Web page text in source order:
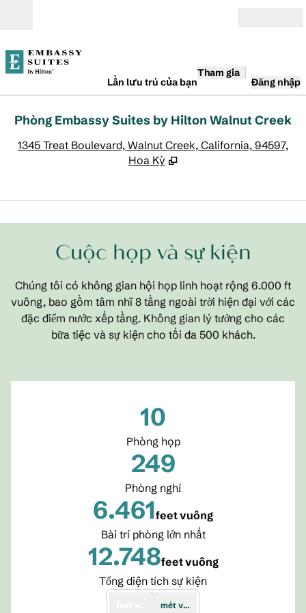
Lần lưu trú của bạn
Tham gia
Đăng nhập
Phòng Embassy Suites by Hilton Walnut Creek
1345 Treat Boulevard, Walnut Creek, California, 94597,
Hoa Kỳ
1/7
Cuộc họp và sự kiện
Chúng tôi có không gian hội họp linh hoạt rộng 6.000 ft
vuông, bao gồm tâm nhĩ 8 tầng ngoài trời hiện đại với các
đặc điểm nước xếp tầng. Không gian lý tưởng cho các
bữa tiệc và sự kiện cho tối đa 500 khách.
10
Phòng họp
249
Phòng nghỉ
6.461feet vuông
Feet vuông
Bài trí phòng lớn nhất
12.748feet vuông
Feet vuông
Tổng diện tích sự kiện
mét vuông